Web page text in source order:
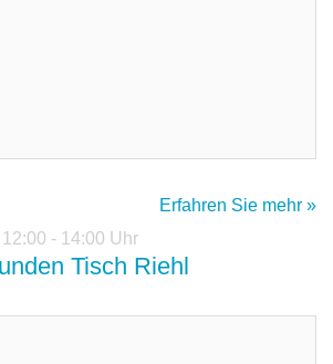
Erfahren Sie mehr »
12:00 - 14:00 Uhr
Tisch Riehl